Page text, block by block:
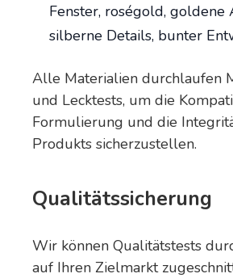
Fenster, roségold, goldene
silberne Details, bunter
Alle Materialien durchlaufen
und Lecktests, um die
Formulierung und die
Produkts sicherzustellen.
Qualitätssicherung
Wir können Qualitätstests
auf Ihren Zielmarkt